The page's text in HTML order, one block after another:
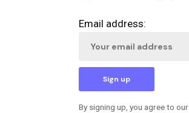
Email address:
By signing up, you agree to our